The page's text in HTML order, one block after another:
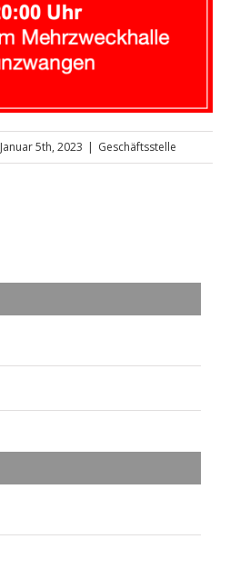
Januar 5th, 2023 | Geschäftsstelle